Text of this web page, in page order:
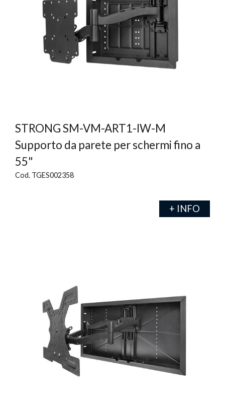
STRONG SM-VM-ART1-IW-M
Supporto da parete per schermi fino a
55"
Cod. TGES002358
+ INFO